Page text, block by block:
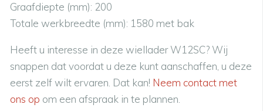
Graafdiepte (mm): 200
Totale werkbreedte (mm): 1580 met bak
Heeft u interesse in deze wiellader W12SC? Wij
snappen dat voordat u deze kunt aanschaffen, u deze
eerst zelf wilt ervaren. Dat kan! Neem contact met
ons op om een afspraak in te plannen.